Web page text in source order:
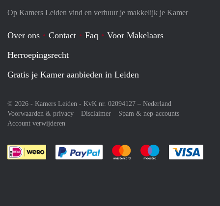
Op Kamers Leiden vind en verhuur je makkelijk je Kamer
Over ons Contact Faq
Voor Makelaars
Herroepingsrecht
Gratis je Kamer aanbieden in Leiden
© 2026 - Kamers Leiden - KvK nr. 02094127 – Nederland
Voorwaarden & privacy
Disclaimer
Spam & nep-accounts
Account verwijderen
Je rekent gemakkelijk af met Paypal
Je rekent gemakkelijk af met
Je rekent